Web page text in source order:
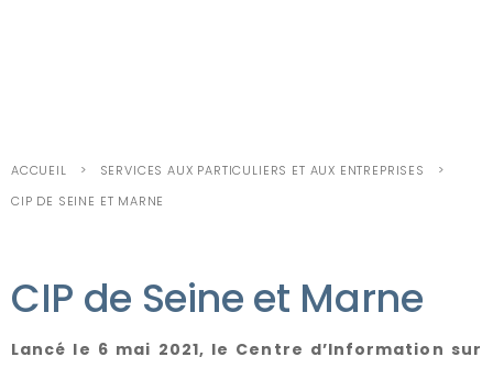
ACCUEIL
SERVICES AUX PARTICULIERS ET AUX ENTREPRISES
CIP DE SEINE ET MARNE
CIP de Seine et Marne
Lancé le 6 mai 2021, le Centre d’Information sur